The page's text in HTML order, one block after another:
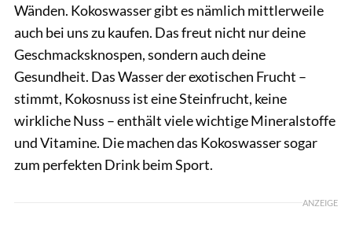
Wänden. Kokoswasser gibt es nämlich mittlerweile
auch bei uns zu kaufen. Das freut nicht nur deine
Geschmacksknospen, sondern auch deine
Gesundheit. Das Wasser der exotischen Frucht –
stimmt, Kokosnuss ist eine Steinfrucht, keine
wirkliche Nuss – enthält viele wichtige Mineralstoffe
und Vitamine. Die machen das Kokoswasser sogar
zum perfekten Drink beim Sport.
ANZEIGE